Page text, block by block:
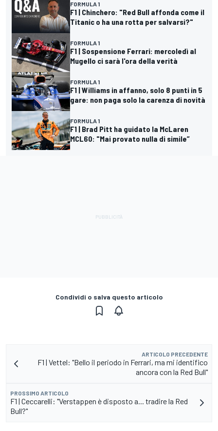
FORMULA 1
F1 | Chinchero: "Red Bull affonda come il
Titanic o ha una rotta per salvarsi?"
FORMULA 1
F1 | Sospensione Ferrari: mercoledì al
Mugello ci sarà l'ora della verità
FORMULA 1
F1 | Williams in affanno, solo 8 punti in 5
gare: non paga solo la carenza di novità
FORMULA 1
F1 | Brad Pitt ha guidato la McLaren
MCL60: "Mai provato nulla di simile”
Condividi o salva questo articolo
ARTICOLO PRECEDENTE
F1 | Vettel: "Bello il periodo in Ferrari, ma mi identifico
ancora con la Red Bull"
PROSSIMO ARTICOLO
F1 | Ceccarelli: "Verstappen è disposto a... tradire la Red
Bull?"